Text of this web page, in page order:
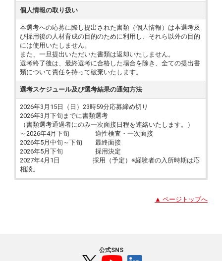
個人情報の取り扱い
本選考への応募に際し提出された書類（個人情報）は本選考及
び採用後の人材育成の目的のために利用し、それら以外の目的
には使用いたしません。
また、一旦提出いただいた書類は返却いたしません。
選考終了後は、最終選考に合格した場合を除き、全ての提出書
類について責任を持って破棄いたします。
選考スケジュール及び選考結果の通知方法
2026年3月15日（日）23時59分応募締め切り
2026年3月下旬までに書類選考
（書類選考通過者にのみ一次面接日程を連絡いたします。）
～2026年4月下旬 適性検査・一次面接
2026年5月中旬～下旬 最終面接
2026年5月下旬 採用決定
2027年4月1日 採用（予定）※経験者の入所時期は応
相談。
▲ ページトップへ
公式SNS